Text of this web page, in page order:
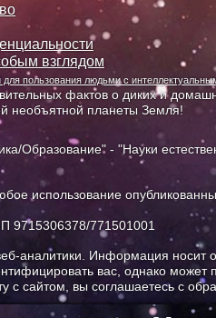
взглядом
для пользования людьми с
фактов о диких и
необъятной планеты Земля!
Образование" - "Науки
использование
9715306378/771501001
аналитики. Информация носит
вас, однако может
сайтом, вы соглашаетесь с